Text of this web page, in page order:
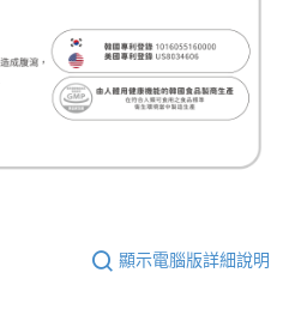
顯示電腦版詳細說明